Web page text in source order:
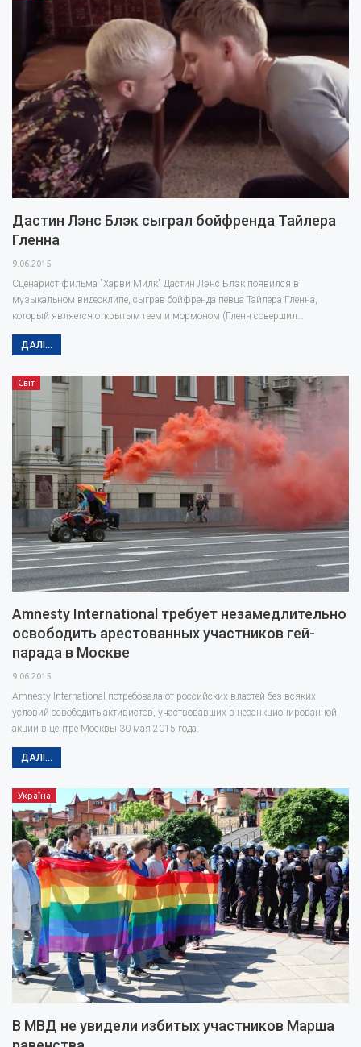
Дастин Лэнс Блэк сыграл бойфренда Тайлера
Гленна
9.06.2015
Сценарист фильма "Харви Милк" Дастин Лэнс Блэк появился в
музыкальном видеоклипе, сыграв бойфренда певца Тайлера Гленна,
который является открытым геем и мормоном (Гленн совершил…
ДАЛІ...
Світ
Amnesty International требует незамедлительно
освободить арестованных участников гей-
парада в Москве
9.06.2015
Amnesty International потребовала от российских властей без всяких
условий освободить активистов, участвовавших в несанкционированной
акции в центре Москвы 30 мая 2015 года.
ДАЛІ...
Україна
В МВД не увидели избитых участников Марша